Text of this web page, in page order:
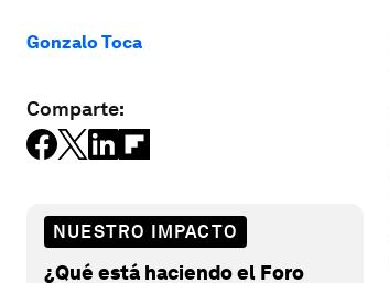
Gonzalo Toca
Comparte:
NUESTRO IMPACTO
¿Qué está haciendo el Foro